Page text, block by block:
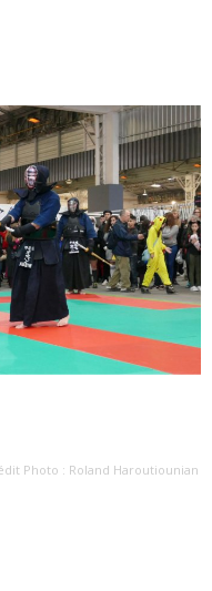
Photo : Roland Haroutiounian